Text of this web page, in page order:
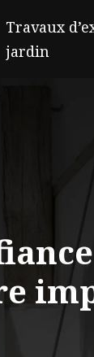
Travaux
jardin